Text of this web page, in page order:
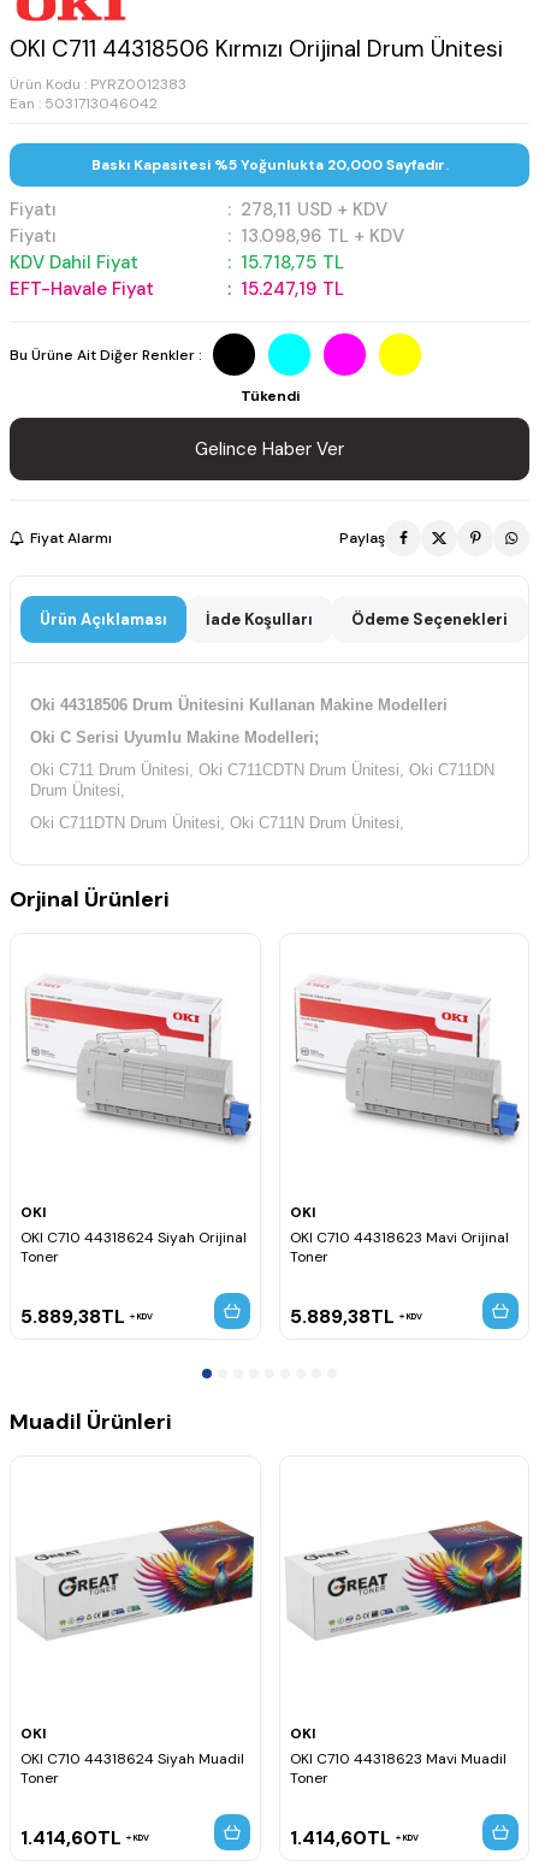
OKI C711 44318506 Kırmızı Orijinal Drum Ünitesi
Ürün Kodu : PYRZ0012383
Ean : 5031713046042
Baskı Kapasitesi %5 Yoğunlukta 20,000 Sayfadır.
Fiyatı : 278,11 USD + KDV
Fiyatı
: 13.098,96 TL + KDV
KDV Dahil Fiyat
: 15.718,75 TL
EFT-Havale Fiyat
: 15.247,19 TL
Bu Ürüne Ait Diğer Renkler :
Tükendi
Gelince Haber Ver
Fiyat Alarmı Paylaş
Ürün Açıklaması İade Koşulları Ödeme Seçenekleri
Oki 44318506 Drum Ünitesini Kullanan Makine Modelleri
Oki C Serisi Uyumlu Makine Modelleri;
Oki C711 Drum Ünitesi, Oki C711CDTN Drum Ünitesi, Oki C711DN
Drum Ünitesi,
Oki C711DTN Drum Ünitesi, Oki C711N Drum Ünitesi,
Orjinal Ürünleri
OKI
OKI C710 44318624 Siyah Orijinal
Toner
5.889,38TL KDV
OKI
OKI C710 44318623 Mavi Orijinal
Toner
5.889,38TL KDV
Muadil Ürünleri
OKI
OKI C710 44318624 Siyah Muadil
Toner
1.414,60TL KDV
OKI
OKI C710 44318623 Mavi Muadil
Toner
1.414,60TL KDV